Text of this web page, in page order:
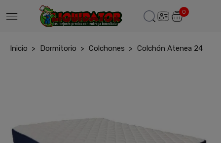
0
Inicio Dormitorio Colchones Colchón Atenea 24